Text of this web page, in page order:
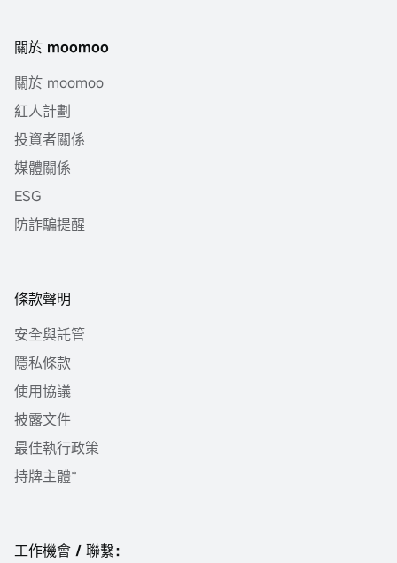
關於 moomoo
關於 moomoo
紅人計劃
投資者關係
媒體關係
ESG
防詐騙提醒
條款聲明
安全與託管
隱私條款
使用協議
披露文件
最佳執行政策
持牌主體*
工作機會 / 聯繫：